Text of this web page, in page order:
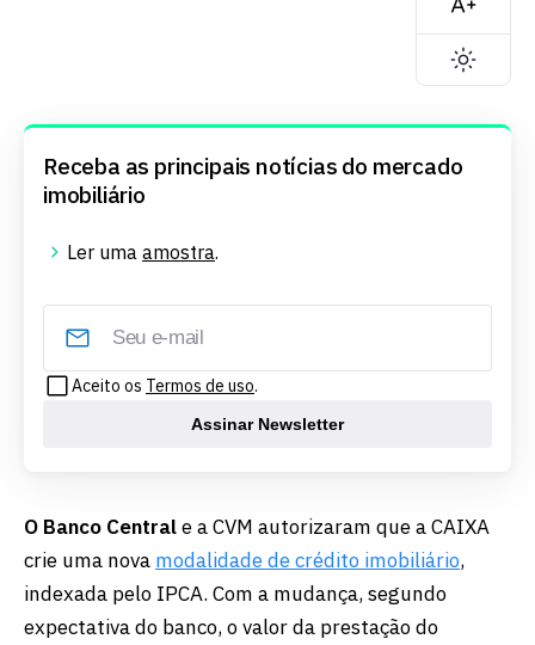
Receba as principais notícias do mercado
imobiliário
Ler uma amostra.
Aceito os Termos de uso.
Assinar Newsletter
O Banco Centrale a CVM autorizaram que a CAIXA
crie uma nova modalidade de crédito imobiliário,
indexada pelo IPCA. Com a mudança, segundo
expectativa do banco, o valor da prestação do